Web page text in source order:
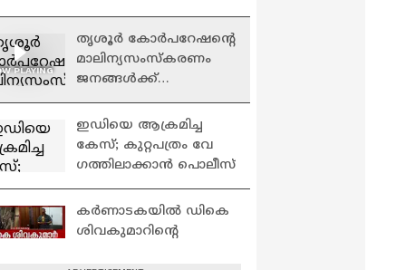
PLAYING
തൃശൂർ കോർപറേഷന്റെ
മാലിന്യസംസ്കരണം
ജനങ്ങൾക്ക്
മാലിന്യം തളളുന്നത്
ജനവാസമേഖലയിൽ
ഇഡിയെ ആക്രമിച്ച
കേസ്; കുറ്റപത്രം വേ​
ഗത്തിലാക്കാൻ പൊലീസ്
കർണാടകയിൽ ഡികെ
ശിവകുമാറിന്റെ